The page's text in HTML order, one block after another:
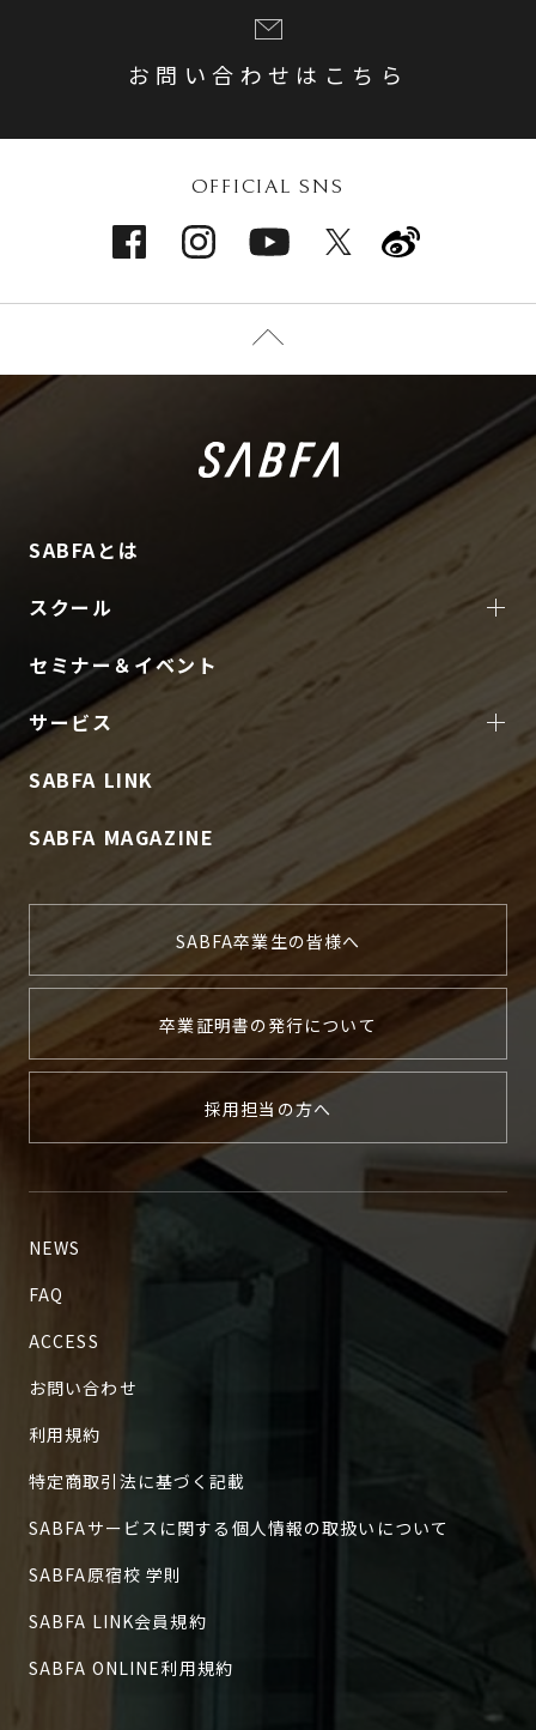
お問い合わせはこちら
OFFICIAL SNS
SABFAとは
スクール
セミナー＆イベント
サービス
SABFA LINK
SABFA MAGAZINE
SABFA卒業生の皆様へ
卒業証明書の発行について
採用担当の方へ
NEWS
FAQ
ACCESS
お問い合わせ
利用規約
特定商取引法に基づく記載
SABFAサービスに関する個人情報の取扱いについて
SABFA原宿校 学則
SABFA LINK会員規約
SABFA ONLINE利用規約